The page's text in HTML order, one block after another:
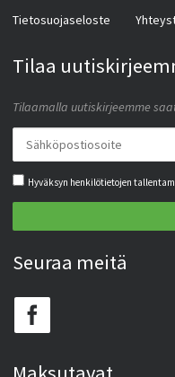
Tietosuojaseloste
Tilaa
Tilaamalla uutiskirjeemme
Hyväksyn henkilötietojen
Seuraa meitä